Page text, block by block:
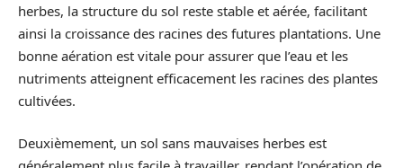
herbes, la structure du sol reste stable et aérée, facilitant
ainsi la croissance des racines des futures plantations. Une
bonne aération est vitale pour assurer que l’eau et les
nutriments atteignent efficacement les racines des plantes
cultivées.
Deuxièmement, un sol sans mauvaises herbes est